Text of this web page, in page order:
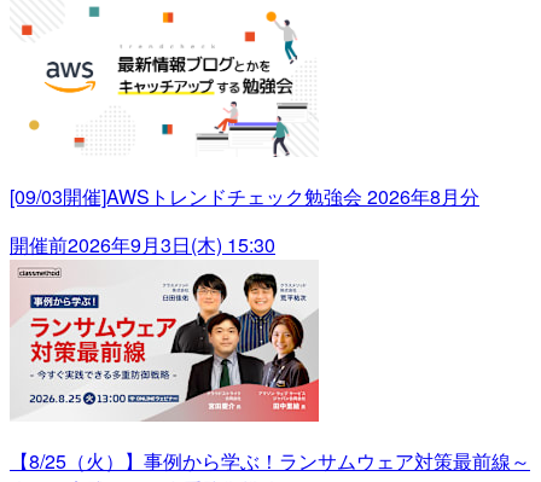
[09/03開催]AWSトレンドチェック勉強会 2026年8月分
開催前2026年9月3日(木) 15:30
【8/25（火）】事例から学ぶ！ランサムウェア対策最前線～